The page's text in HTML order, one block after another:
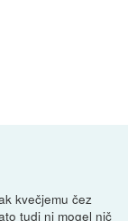
kvečjemu čez
tudi ni mogel nič